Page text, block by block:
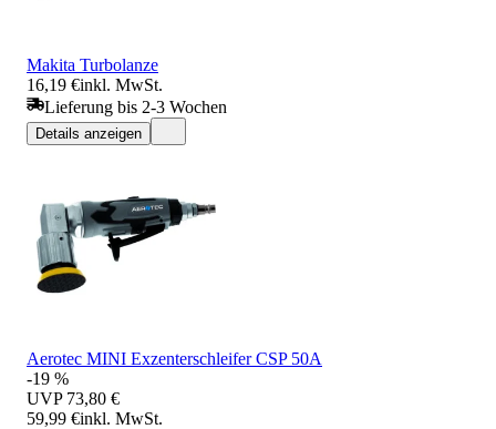
Makita Turbolanze
16,19 €inkl. MwSt.
Lieferung bis 2-3 Wochen
Details anzeigen
Aerotec MINI Exzenterschleifer CSP 50A
-19 %
UVP 73,80 €
59,99 €inkl. MwSt.